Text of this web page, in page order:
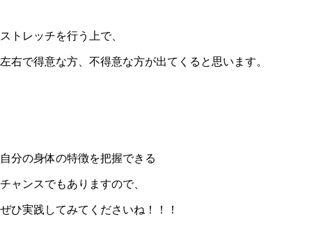
ストレッチを行う上で、
左右で得意な方、不得意な方が出てくると思います。
自分の身体の特徴を把握できる
チャンスでもありますので、
ぜひ実践してみてくださいね！！！